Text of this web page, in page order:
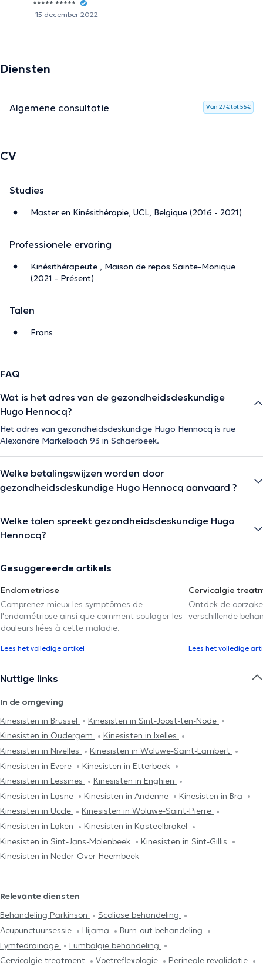
***** *****
15 december 2022
Diensten
Algemene consultatie Van 27€ tot 55€
CV
Studies
Master en Kinésithérapie, UCL, Belgique (2016 - 2021)
Professionele ervaring
Kinésithérapeute , Maison de repos Sainte-Monique
(2021 - Présent)
Talen
Frans
FAQ
Wat is het adres van de gezondheidsdeskundige
Hugo Hennocq?
Het adres van gezondheidsdeskundige Hugo Hennocq is rue
Alexandre Markelbach 93 in Schaerbeek.
Welke betalingswijzen worden door
gezondheidsdeskundige Hugo Hennocq aanvaard ?
Welke talen spreekt gezondheidsdeskundige Hugo
Hennocq?
Gesuggereerde artikels
Endometriose
Comprenez mieux les symptômes de
l'endométriose ainsi que comment soulager les
douleurs liées à cette maladie.
Lees het volledige artikel
Cervicalgie
Ontdek de
verschillende
Lees het volledige
Nuttige links
In de omgeving
Kinesisten in Brussel
Kinesisten in Sint-Joost-ten-Node
Kinesisten in Oudergem
Kinesisten in Ixelles
Kinesisten in Nivelles
Kinesisten in Woluwe-Saint-Lambert
Kinesisten in Evere
Kinesisten in Etterbeek
Kinesisten in Lessines
Kinesisten in Enghien
Kinesisten in Lasne
Kinesisten in Andenne
Kinesisten in Bra
Kinesisten in Uccle
Kinesisten in Woluwe-Saint-Pierre
Kinesisten in Laken
Kinesisten in Kasteelbrakel
Kinesisten in Sint-Jans-Molenbeek
Kinesisten in Sint-Gillis
Kinesisten in Neder-Over-Heembeek
Relevante diensten
Behandeling Parkinson
Scoliose behandeling
Acupunctuursessie
Hijama
Burn-out behandeling
Lymfedrainage
Lumbalgie behandeling
Cervicalgie treatment
Voetreflexologie
Perineale revalidatie